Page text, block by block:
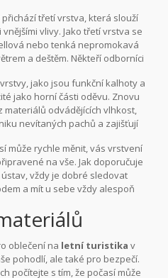
vrstva je klíčová pro regulaci
odvádí vlhkost pryč od pokožky,
důležitým krokem je zvolit
mikiny nebo lehké bundy z
třetí vrstva, která slouží
vlivy. Jako třetí vrstva se
nebo tenká nepromokavá
a deštěm. Někteří odborníci
pohodlí. Jak říká známý
špatné počasí, pouze
slova připomínají, že správné
zážitku v přírodě.
jako jsou funkční kalhoty a
jako horní části oděvu. Znovu
materiálů odvádějících vlhkost,
nevítaných pachů a zajišťují
i lehké oblečení, které můžete
navíc, jako tenké triko nebo
nepostradatelná při náhlém
může rychle měnit, vás vrstvení
na vše. Jak doporučuje
vždy je dobré sledovat
a mít u sebe vždy alespoň
že váš pobyt v horách bude
bezpečný.
oblečení na letní turistika v
pohodlí, ale také pro bezpečí.
počítejte s tím, že počasí může